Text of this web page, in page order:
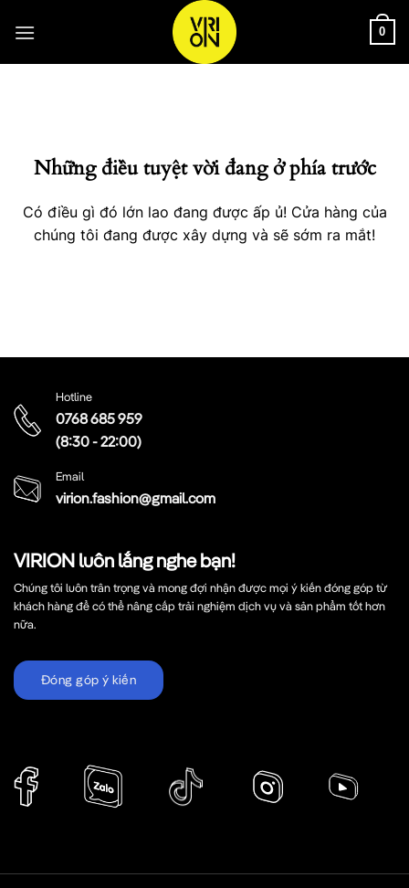
qua
0
Những điều tuyệt vời đang ở phía trước
Có điều gì đó lớn lao đang được ấp ủ! Cửa hàng của
chúng tôi đang được xây dựng và sẽ sớm ra mắt!
VIRION luôn lắng nghe bạn!
Chúng tôi luôn trân trọng và mong đợi nhận được mọi ý kiến đóng góp từ
khách hàng để có thể nâng cấp trải nghiệm dịch vụ và sản phẩm tốt hơn
nữa.
Đóng góp ý kiến
Hotline
0768 685 959
(8:30 - 22:00)
Email
virion.fashion@gmail.com